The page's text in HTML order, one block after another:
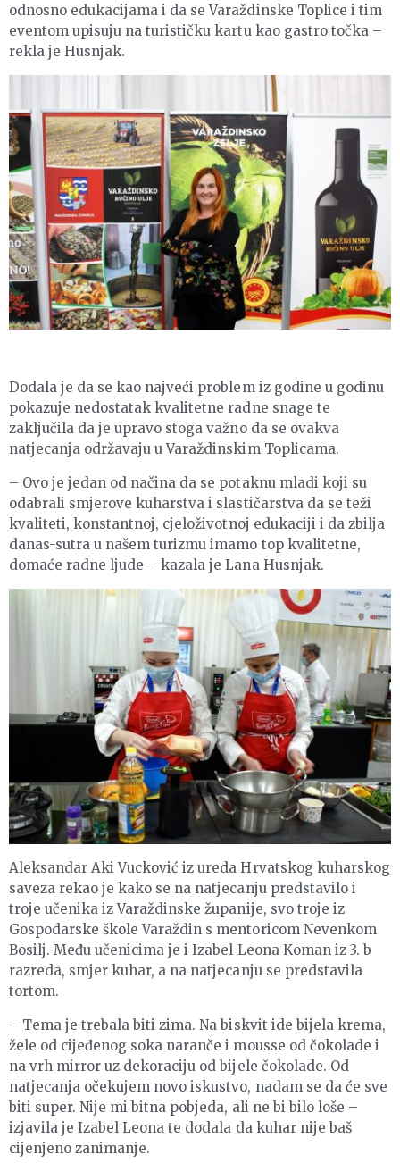
odnosno edukacijama i da se Varaždinske Toplice i tim
eventom upisuju na turističku kartu kao gastro točka –
rekla je Husnjak.
Dodala je da se kao najveći problem iz godine u godinu
pokazuje nedostatak kvalitetne radne snage te
zaključila da je upravo stoga važno da se ovakva
natjecanja održavaju u Varaždinskim Toplicama.
– Ovo je jedan od načina da se potaknu mladi koji su
odabrali smjerove kuharstva i slastičarstva da se teži
kvaliteti, konstantnoj, cjeloživotnoj edukaciji i da zbilja
danas-sutra u našem turizmu imamo top kvalitetne,
domaće radne ljude – kazala je Lana Husnjak.
Aleksandar Aki Vucković iz ureda Hrvatskog kuharskog
saveza rekao je kako se na natjecanju predstavilo i
troje učenika iz Varaždinske županije, svo troje iz
Gospodarske škole Varaždin s mentoricom Nevenkom
Bosilj. Među učenicima je i Izabel Leona Koman iz 3. b
razreda, smjer kuhar, a na natjecanju se predstavila
tortom.
– Tema je trebala biti zima. Na biskvit ide bijela krema,
žele od cijeđenog soka naranče i mousse od čokolade i
na vrh mirror uz dekoraciju od bijele čokolade. Od
natjecanja očekujem novo iskustvo, nadam se da će sve
biti super. Nije mi bitna pobjeda, ali ne bi bilo loše –
izjavila je Izabel Leona te dodala da kuhar nije baš
cijenjeno zanimanje.